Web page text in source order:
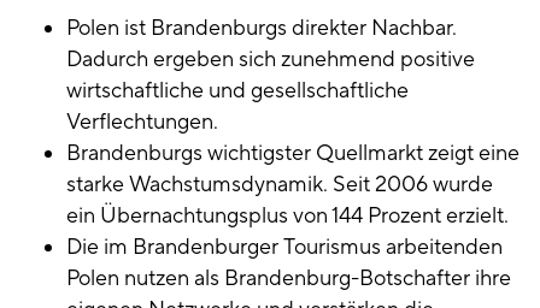
Polen ist Brandenburgs direkter Nachbar.
Dadurch ergeben sich zunehmend positive
wirtschaftliche und gesellschaftliche
Verflechtungen.
Brandenburgs wichtigster Quellmarkt zeigt eine
starke Wachstumsdynamik. Seit 2006 wurde
ein Übernachtungsplus von 144 Prozent erzielt.
Die im Brandenburger Tourismus arbeitenden
Polen nutzen als Brandenburg-Botschafter ihre